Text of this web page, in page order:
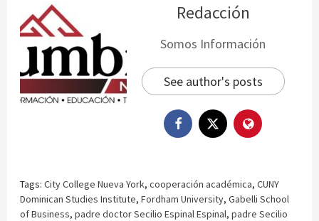
Redacción
Somos Información
See author's posts
Tags: City College Nueva York, cooperación académica, CUNY
Dominican Studies Institute, Fordham University, Gabelli School
of Business, padre doctor Secilio Espinal Espinal, padre Secilio